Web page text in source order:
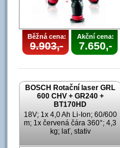
Běžná cena:
9.903,-
Akční cena:
7.650,-
BOSCH Rotační laser GRL
600 CHV + GR240 +
BT170HD
18V; 1x 4,0 Ah Li-Ion; 60/600
m; 1x červená čára 360°; 4,3
kg; lať, stativ